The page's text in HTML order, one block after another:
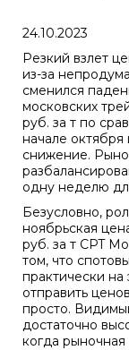
24.10.2023
Резкий взлет
из-за
сменился
московских
руб. за т по
начале
снижение.
одну неделю
Безусловно,
ноябрьская
руб. за т CPT
том, что
практически
отправить
просто.
достаточно
когда рыночная